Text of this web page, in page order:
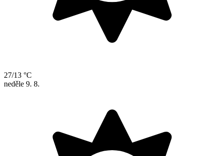
27/13 °C
neděle 9. 8.